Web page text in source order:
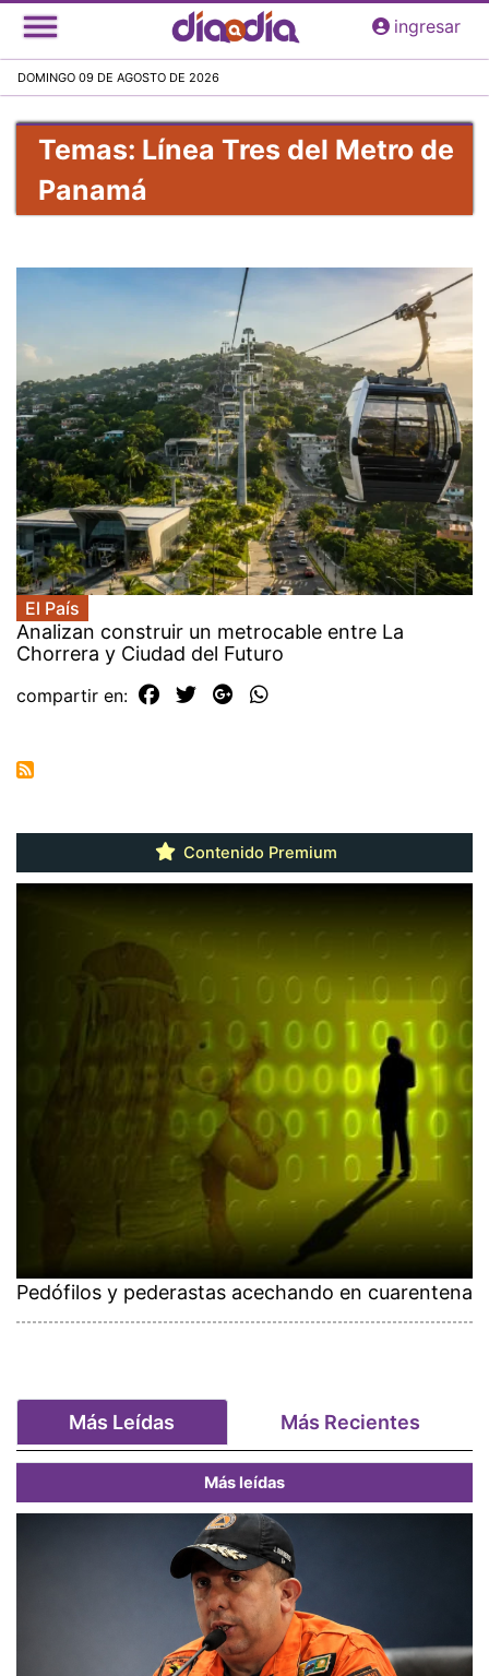
Pasar
al
principal
ingresar
DOMINGO 09 DE AGOSTO DE 2026
Temas: Línea Tres del Metro de
Panamá
El País
Analizan construir un metrocable entre La
Chorrera y Ciudad del Futuro
compartir en:
Contenido Premium
Pedófilos y pederastas acechando en cuarentena
Más Leídas Más Recientes
Más leídas